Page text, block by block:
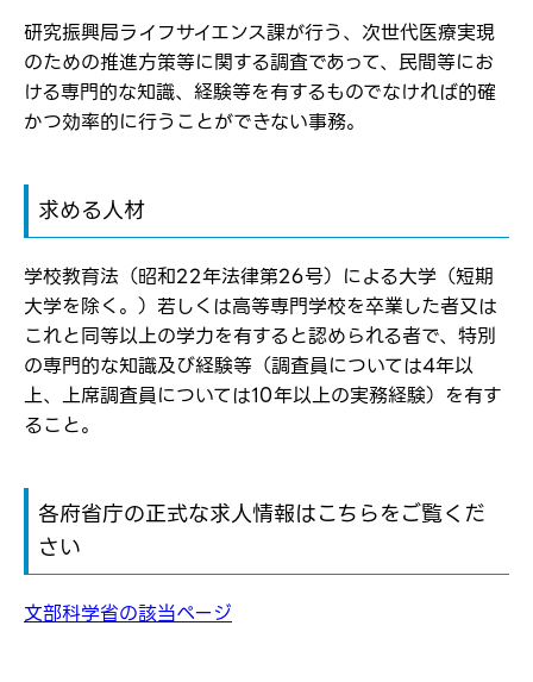
弊社ホームページの求人票をみて
応募した方へ
応募完了通知をする
弊社ホームページの求人票をみて
応募し、転職を決めた方
転職報告をする
お気に入り登録にはログインが必要です
メールアドレス
※パスワードを忘れた方はコチラ
研究振興局ライフサイエンス課が行う、次世代医療実現
のための推進方策等に関する調査であって、民間等にお
ける専門的な知識、経験等を有するものでなければ的確
かつ効率的に行うことができない事務。
求める人材
学校教育法（昭和22年法律第26号）による大学（短期
大学を除く。）若しくは高等専門学校を卒業した者又は
これと同等以上の学力を有すると認められる者で、特別
の専門的な知識及び経験等（調査員については4年以
上、上席調査員については10年以上の実務経験）を有す
ること。
各府省庁の正式な求人情報はこちらをご覧くだ
さい
文部科学省の該当ページ